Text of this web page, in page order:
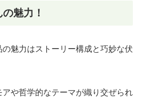
魅力！
魅力はストーリー構成と巧妙な伏
や哲学的なテーマが織り交ぜられ